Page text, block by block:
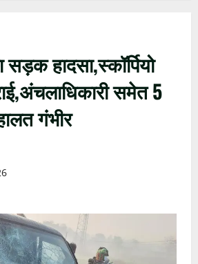
हादसा,स्कॉर्पियो
समेत 5
गंभीर